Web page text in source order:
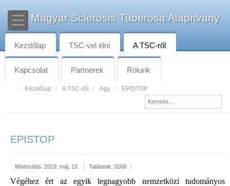
Magyar Sclerosis Tuberosa Alapítvány
Kezdőlap TSC-vel élni A TSC-ről
Kapcsolat Partnerek Rólunk
Kezdőlap A TSC-ről Agy EPISTOP
EPISTOP
Módosítás: 2019. máj. 13. Találatok: 3168
Végéhez ért az egyik legnagyobb nemzetközi tudományos